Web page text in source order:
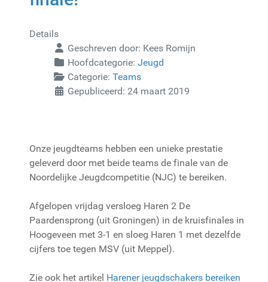
Details
Geschreven door: Kees Romijn
Hoofdcategorie: Jeugd
Categorie: Teams
Gepubliceerd: 24 maart 2019
Onze jeugdteams hebben een unieke prestatie
geleverd door met beide teams de finale van de
Noordelijke Jeugdcompetitie (NJC) te bereiken.
Afgelopen vrijdag versloeg Haren 2 De
Paardensprong (uit Groningen) in de kruisfinales in
Hoogeveen met 3-1 en sloeg Haren 1 met dezelfde
cijfers toe tegen MSV (uit Meppel).
Zie ook het artikel Harener jeugdschakers bereiken